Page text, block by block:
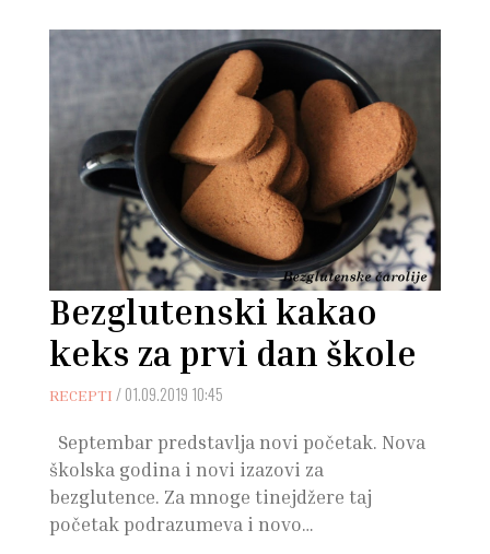
Bezglutenski kakao
keks za prvi dan škole
RECEPTI /01.09.2019 10:45
Septembar predstavlja novi početak. Nova
školska godina i novi izazovi za
bezglutence. Za mnoge tinejdžere taj
početak podrazumeva i novo…